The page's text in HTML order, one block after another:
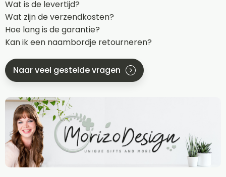
Wat is de levertijd?
Wat zijn de verzendkosten?
Hoe lang is de garantie?
Kan ik een naambordje retourneren?
Naar veel gestelde vragen